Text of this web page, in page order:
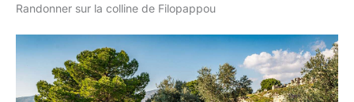
Randonner sur la colline de Filopappou